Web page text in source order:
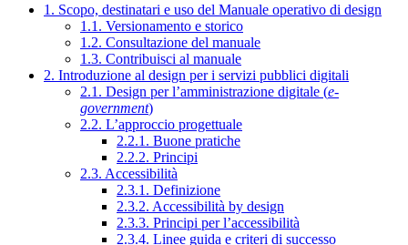
1. Scopo, destinatari e uso del Manuale operativo di design
1.1. Versionamento e storico
1.2. Consultazione del manuale
1.3. Contribuisci al manuale
2. Introduzione al design per i servizi pubblici digitali
2.1. Design per l’amministrazione digitale (e-
government)
2.2. L’approccio progettuale
2.2.1. Buone pratiche
2.2.2. Principi
2.3. Accessibilità
2.3.1. Definizione
2.3.2. Accessibilità by design
2.3.3. Principi per l’accessibilità
2.3.4. Linee guida e criteri di successo